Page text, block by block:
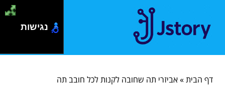
דף הבית»אביזרי תה שחובה לקנות לכל חובב תה
נגישות